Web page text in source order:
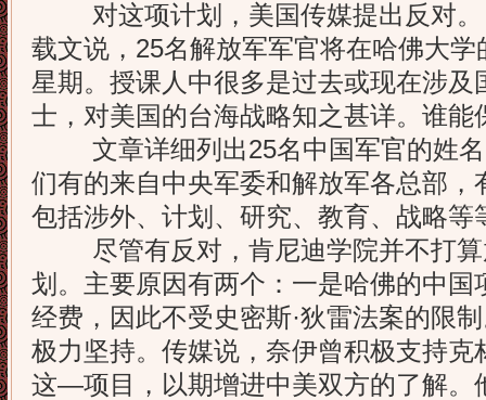
对这项计划，美国传媒提出反对。
载文说，25名解放军军官将在哈佛大
星期。授课人中很多是过去或现在涉及
士，对美国的台海战略知之甚详。谁能
文章详细列出25名中国军官的姓名
们有的来自中央军委和解放军各总部，
包括涉外、计划、研究、教育、战略等
尽管有反对，肯尼迪学院并不打算
划。主要原因有两个：一是哈佛的中国
经费，因此不受史密斯·狄雷法案的限
极力坚持。传媒说，奈伊曾积极支持克
这—项目，以期增进中美双方的了解。